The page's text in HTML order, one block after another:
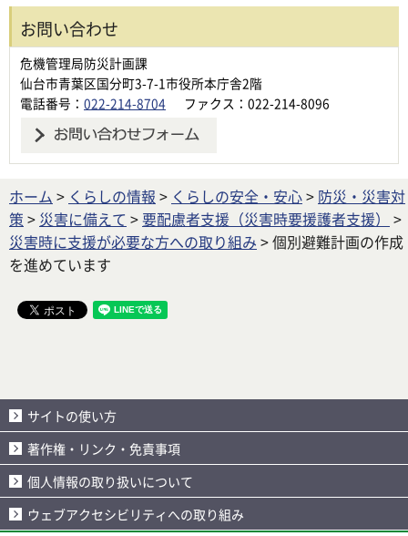
お問い合わせ
危機管理局防災計画課
仙台市青葉区国分町3-7-1市役所本庁舎2階
電話番号： 022-214-8704 ファクス：022-214-8096
ホーム > くらしの情報 > くらしの安全・安心> 防災・災害対
策 > 災害に備えて >要配慮者支援（災害時要援護者支援）
>
災害時に支援が必要な方への取り組み > 個別避難計画の作成
を進めています
サイトの使い方
著作権・リンク・免責事項
個人情報の取り扱いについて
ウェブアクセシビリティへの取り組み